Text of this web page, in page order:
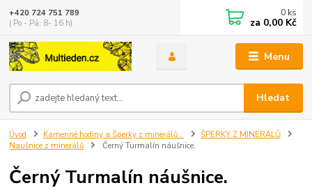
Menu
Hledat
+420 724 751 789
( Po - Pá: 8- 16 h)
0 ks
za 0,00 Kč
Úvod Kamenné hodiny a Šperky z minerálů .
ŠPERKY Z MINERÁLŮ
Naušnice z minerálů
Černý Turmalín náušnice.
Černý Turmalín náušnice.